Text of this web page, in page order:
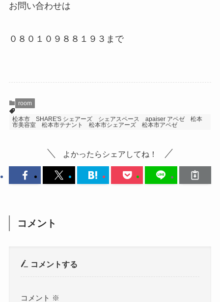
お問い合わせは
０８０１０９８８１９３まで
room
松本市 SHARE'S シェアーズ シェアスペース apaiser アペゼ 松本
市美容室 松本市テナント 松本市シェアーズ 松本市アペゼ
よかったらシェアしてね！
コメント
コメントする
コメント ※